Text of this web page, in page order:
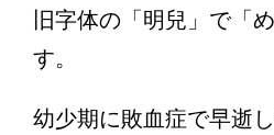
旧字体の「明兒」で「
す。
幼少期に敗血症で早逝し